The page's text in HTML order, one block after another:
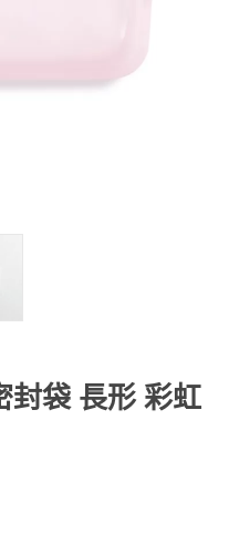
封袋 長形 彩虹